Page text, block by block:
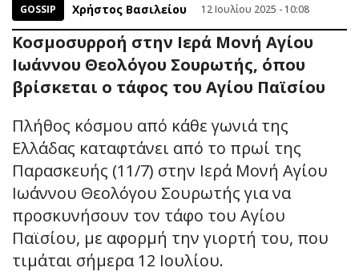
GOSSIP Χρήστος Βασιλείου 12 Ιουλίου 2025 - 10:08
Κοσμοσυρροή στην Ιερά Μονή Αγίου
Ιωάννου Θεολόγου Σουρωτής, όπου
βρίσκεται ο τάφος του Αγίου Παϊσίου
Πλήθος κόσμου από κάθε γωνιά της
Ελλάδας καταφτάνει από το πρωί της
Παρασκευής (11/7) στην Ιερά Μονή Αγίου
Ιωάννου Θεολόγου Σουρωτής για να
προσκυνήσουν τον τάφο του Αγίου
Παϊσίου, με αφορμή την γιορτή του, που
τιμάται σήμερα 12 Ιουλίου.